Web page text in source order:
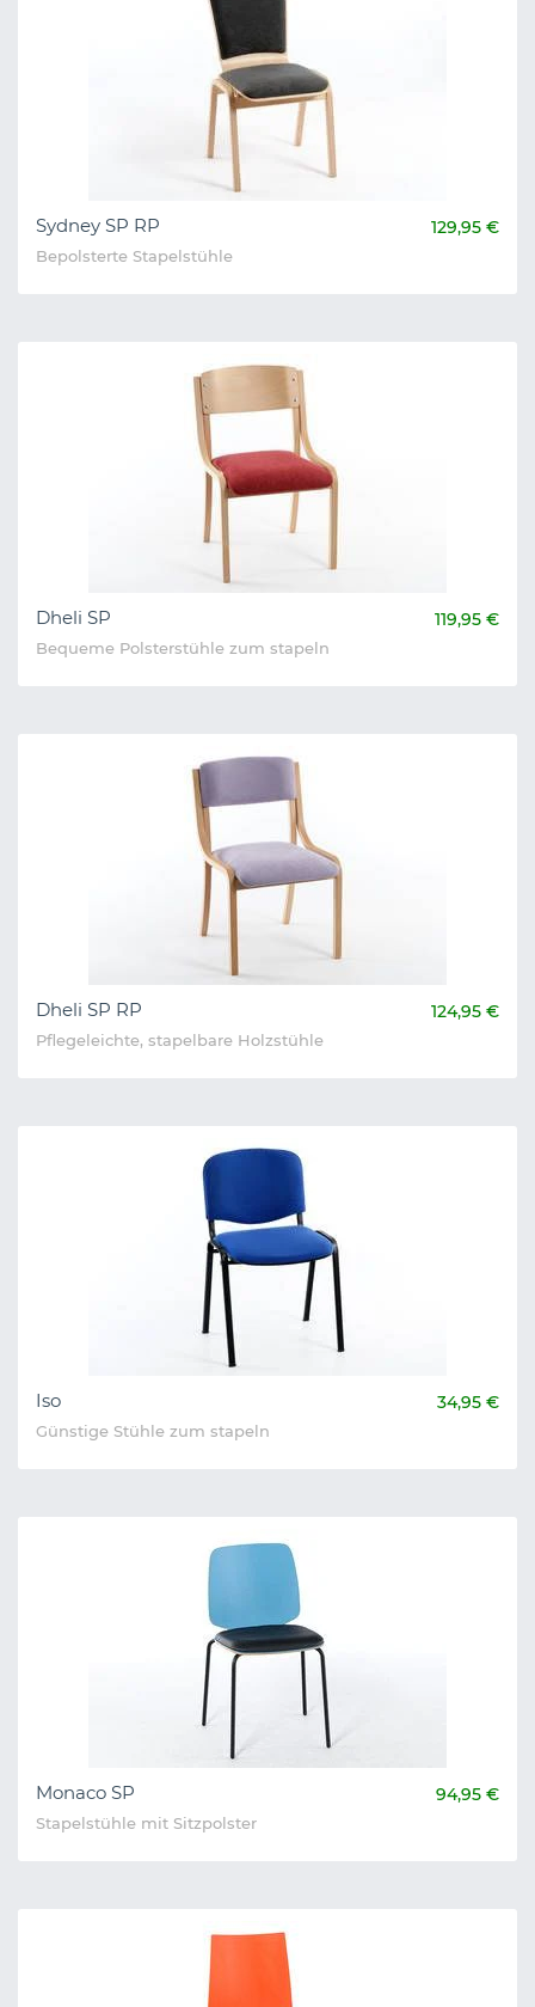
Sydney SP RP 129,95 €
Bepolsterte Stapelstühle
Dheli SP 119,95 €
Bequeme Polsterstühle zum stapeln
Dheli SP RP 124,95 €
Pflegeleichte, stapelbare Holzstühle
Iso 34,95 €
Günstige Stühle zum stapeln
Monaco SP 94,95 €
Stapelstühle mit Sitzpolster